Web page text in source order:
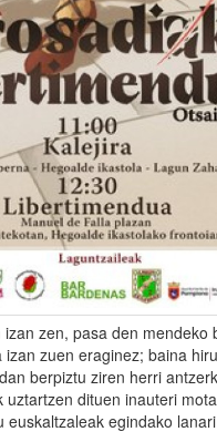
zen, pasa den mendeko
izan zuen eraginez; baina
berpiztu ziren herri
uztartzen dituen inauteri
euskaltzaleak egindako